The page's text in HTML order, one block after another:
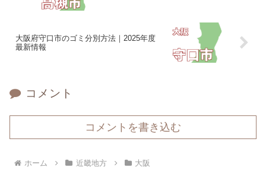
大阪府守口市のゴミ分別方法｜2025年度
最新情報
コメント
コメントを書き込む
ホーム 近畿地方 大阪